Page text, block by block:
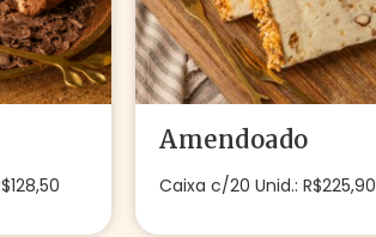
Amendoado
Caixa c/20 Unid.: R$225,90